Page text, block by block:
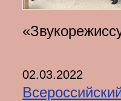
02.03.2022